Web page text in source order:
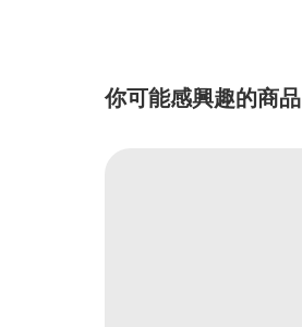
你可能感興趣的商品